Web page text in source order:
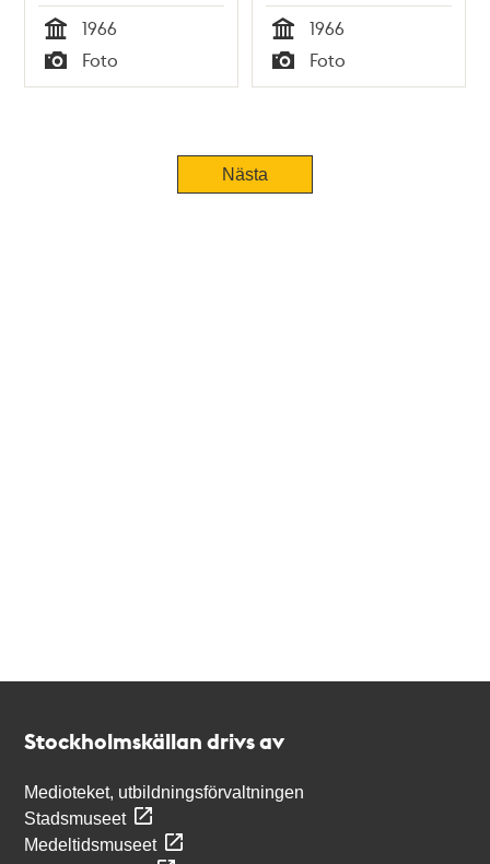
Tid
1966
Typ
Foto Tid
1966
Typ
Foto
Nästa
Stockholmskällan drivs av
Medioteket, utbildningsförvaltningen
Stadsmuseet
Medeltidsmuseet